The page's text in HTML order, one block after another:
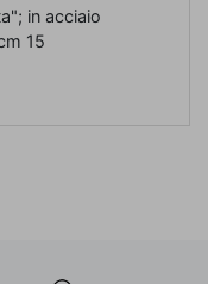
in acciaio
15